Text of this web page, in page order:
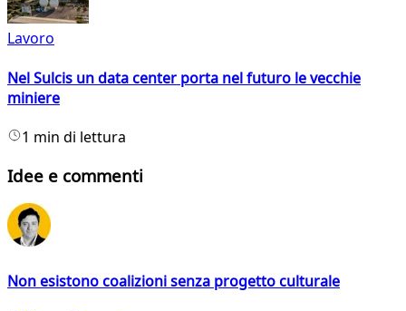
Lavoro
Nel Sulcis un data center porta nel futuro le vecchie
miniere
1 min di lettura
Idee e commenti
Non esistono coalizioni senza progetto culturale